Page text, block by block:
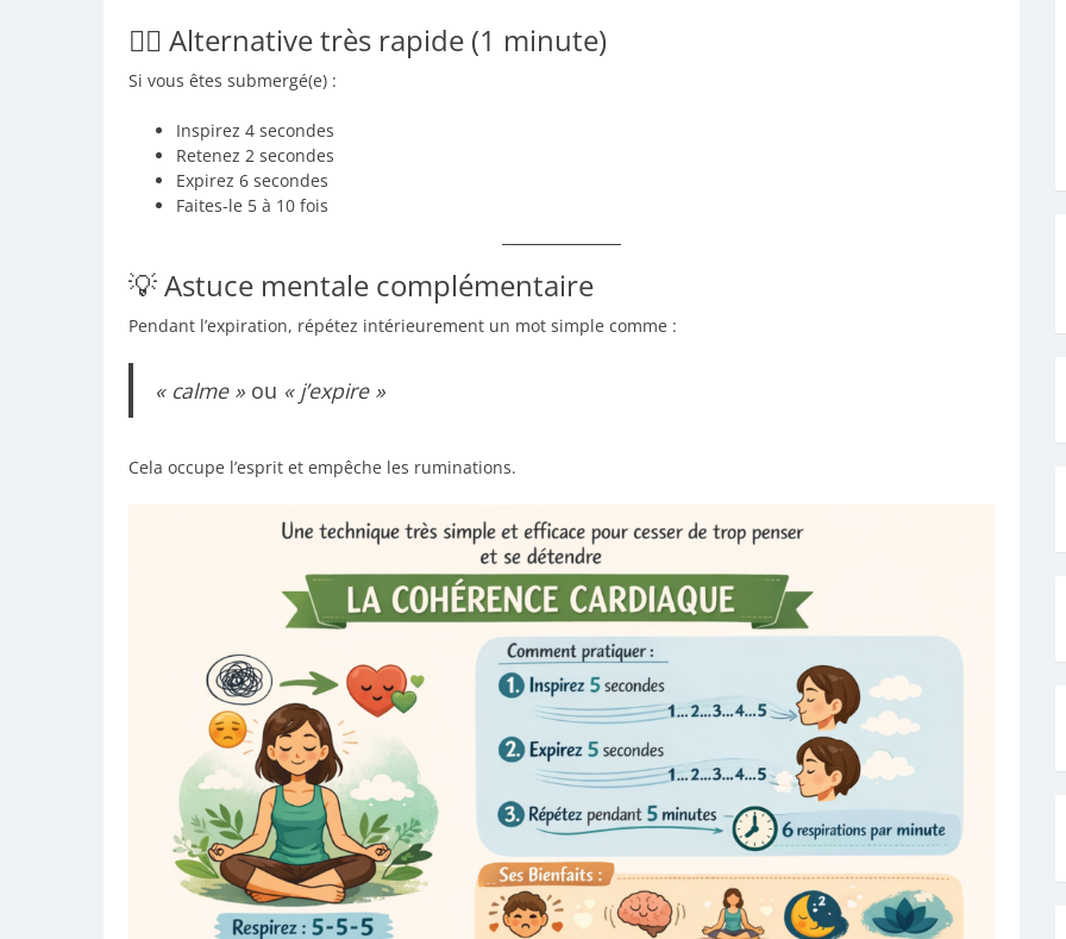
🧘‍♀️ Alternative très rapide (1 minute)
Si vous êtes submergé(e) :
Inspirez 4 secondes
Retenez 2 secondes
Expirez 6 secondes
Faites-le 5 à 10 fois
💡 Astuce mentale complémentaire
Pendant l’expiration, répétez intérieurement un mot simple comme :
« calme »ou « j’expire »
Cela occupe l’esprit et empêche les ruminations.